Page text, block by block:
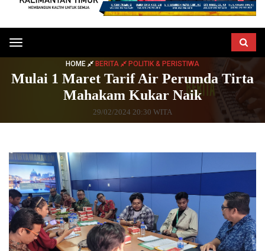
Toggle
navigation
HOME BERITA POLITIK & PERISTIWA
Mulai 1 Maret Tarif Air Perumda Tirta
Mahakam Kukar Naik
29/02/2024 20:30 WITA